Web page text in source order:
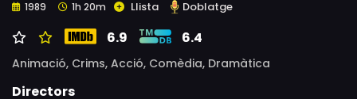
1989 1h 20m Llista Doblatge
6.9 6.4
Animació, Crims, Acció, Comèdia, Dramàtica
Directors